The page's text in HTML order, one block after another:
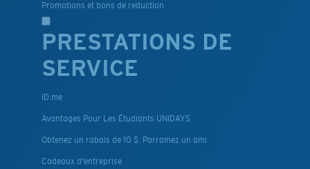
Promotions et bons de reduction
PRESTATIONS DE
SERVICE
ID.me
Avantages Pour Les Étudiants UNIDAYS
Obtenez un rabais de 10 $: Parrainez un ami
Cadeaux d'entreprise